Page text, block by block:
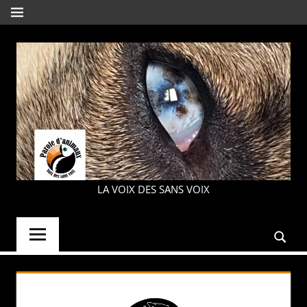
Aller
au
contenu
MENU
PAROLE
LA VOIX DES SANS VOIX